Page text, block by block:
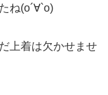
ね(о´∀`о)
上着は欠かせませ